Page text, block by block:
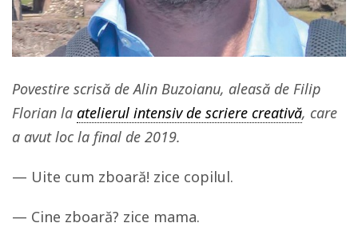
Povestire scrisă de Alin Buzoianu, aleasă de Filip
Florian la atelierul intensiv de scriere creativă, care
a avut loc la final de 2019.
— Uite cum zboară! zice copilul.
— Cine zboară? zice mama.